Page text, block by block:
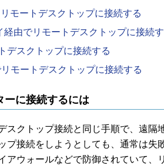
モートデスクトップに接続する
経由でリモートデスクトップに接続
デスクトップに接続する
モートデスクトップに接続する
ーに接続するには
クトップ接続と同じ手順で、遠隔
プ接続をしようとしても、通常は失
アウォールなどで防御されていて、